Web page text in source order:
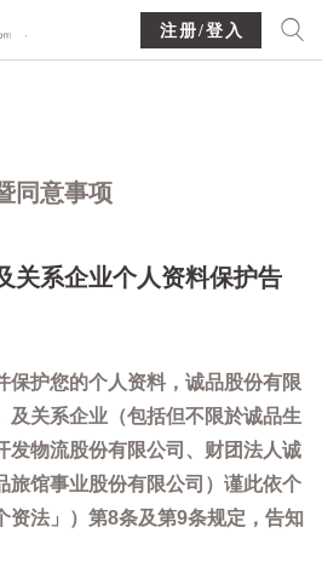
注册/登入
同意事项
关系企业个人资料保护告
保护您的个人资料，诚品股份有限
及关系企业（包括但不限於诚品生
发物流股份有限公司、财团法人诚
旅馆事业股份有限公司）谨此依个
资法」）第8条及第9条规定，告知